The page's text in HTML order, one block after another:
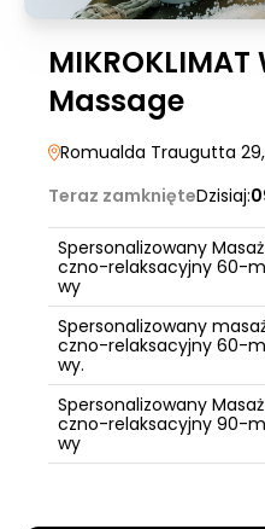
Massage
Romualda Traugutta 29
Teraz zamknięteDzisiaj:
Spersonalizowany
czno-relaksacyjny 60-
wy
Spersonalizowany
czno-relaksacyjny 60-
wy.
Spersonalizowany
czno-relaksacyjny 90-
wy